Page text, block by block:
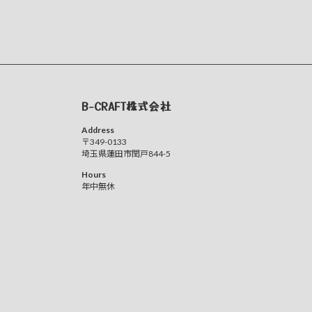
B-CRAFT株式会社
Address
〒349-0133
埼玉県蓮田市閏戸844-5
Hours
年中無休